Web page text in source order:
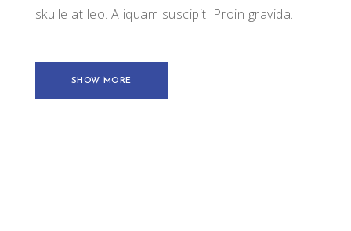
skulle at leo. Aliquam suscipit. Proin gravida.
SHOW MORE